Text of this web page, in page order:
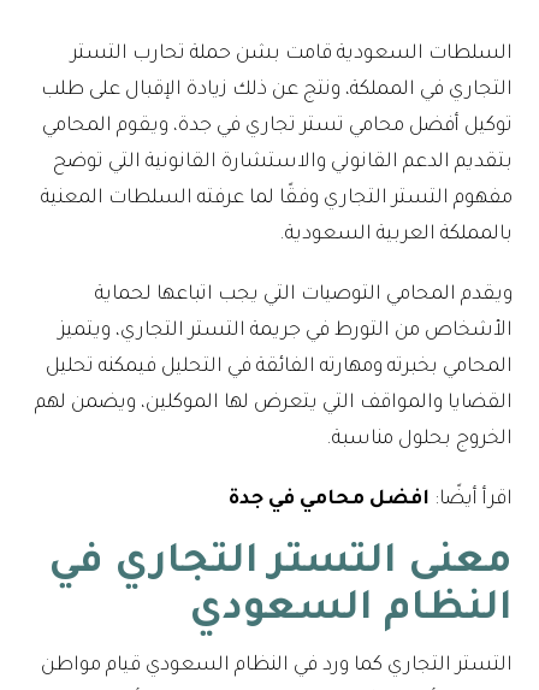
السلطات السعودية قامت بشن حملة تحارب التستر
التجاري في المملكة، ونتج عن ذلك زيادة الإقبال على طلب
توكيل أفضل محامي تستر تجاري في جدة، ويقوم المحامي
بتقديم الدعم القانوني والاستشارة القانونية التي توضح
مفهوم التستر التجاري وفقًا لما عرفته السلطات المعنية
بالمملكة العربية السعودية.
ويقدم المحامي التوصيات التي يجب اتباعها لحماية
الأشخاص من التورط في جريمة التستر التجاري، ويتميز
المحامي بخبرته ومهارته الفائقة في التحليل فيمكنه تحليل
القضايا والمواقف التي يتعرض لها الموكلين، ويضمن لهم
الخروج بحلول مناسبة.
اقرأ أيضًا: افضل محامي في جدة
معنى التستر التجاري في
النظام السعودي
التستر التجاري كما ورد في النظام السعودي قيام مواطن